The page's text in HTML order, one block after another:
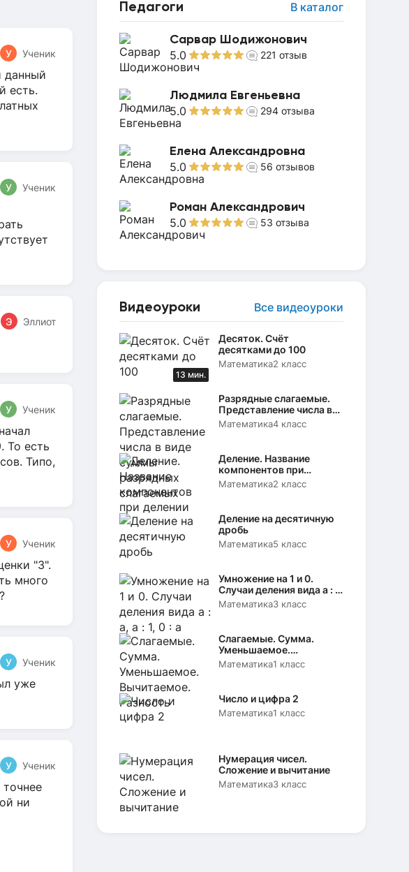
Педагоги В каталог
Сарвар Шодижонович
5.0 221 отзыв
Людмила Евгеньевна
5.0 294 отзыва
Елена Александровна
5.0 56 отзывов
Роман Александрович
5.0 53 отзыва
Видеоуроки Все видеоуроки
13 мин.
Десяток. Счёт
десятками до 100
Математика2 класс
Разрядные слагаемые.
Представление числа в
виде суммы разрядных
Математика4 класс
Деление. Название
компонентов при
делении
Математика2 класс
Деление на десятичную
дробь
Математика5 класс
Умножение на 1 и 0.
Случаи деления вида а : а,
а : 1, 0 : а
Математика3 класс
Слагаемые. Сумма.
Уменьшаемое.
Вычитаемое. Разность
Математика1 класс
Число и цифра 2
Математика1 класс
Нумерация чисел.
Сложение и вычитание
Математика3 класс
У Ученик
данный
есть.
У Ученик
Э Эллиот
У Ученик
То есть
Типо,
У Ученик
"3".
много
У Ученик
уже
У Ученик
ни